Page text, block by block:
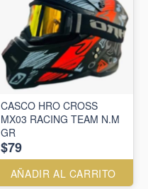
CASCO HRO CROSS
MX03 RACING TEAM N.M
GR
$79
AÑADIR AL CARRITO